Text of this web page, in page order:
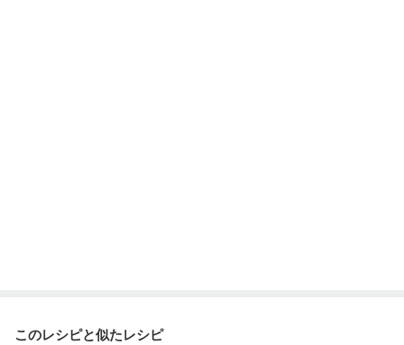
このレシピと似たレシピ